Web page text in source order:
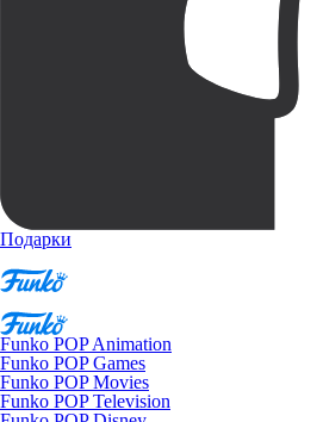
Подарки
Funko POP Animation
Funko POP Games
Funko POP Movies
Funko POP Television